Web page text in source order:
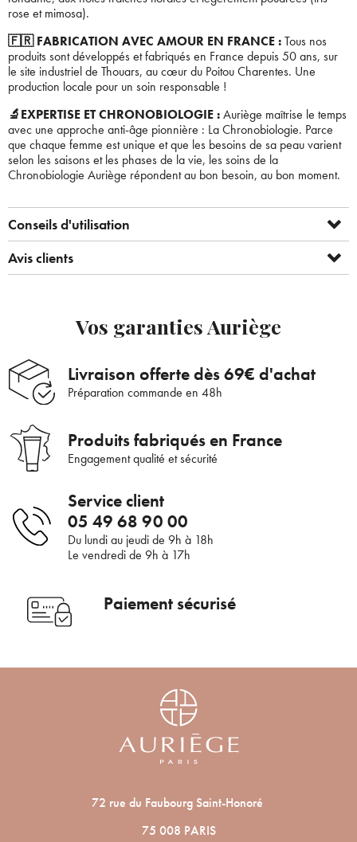
Supprimer le produit ? ×
Voulez-vous vraiment supprimer le produit suivant du
ANNULER OUI
rose et mimosa).
🇫🇷 FABRICATION AVEC AMOUR EN FRANCE :Tous nos
produits sont développés et fabriqués en France depuis 50 ans, sur
le site industriel de Thouars, au cœur du Poitou Charentes. Une
production locale pour un soin responsable !
🔬EXPERTISE ET CHRONOBIOLOGIE :Auriège maîtrise le temps
avec une approche anti-âge pionnière : La Chronobiologie. Parce
que chaque femme est unique et que les besoins de sa peau varient
selon les saisons et les phases de la vie, les soins de la
Chronobiologie Auriège répondent au bon besoin, au bon moment.
Conseils d'utilisation
Avis clients
Vos garanties Auriège
Livraison offerte dès 69€ d'achat
Préparation commande en 48h
Produits fabriqués en France
Engagement qualité et sécurité
Service client
05 49 68 90 00
Du lundi au jeudi de 9h à 18h
Le vendredi de 9h à 17h
Paiement sécurisé
72 rue du Faubourg Saint-Honoré
75 008 PARIS
Bienvenue !
Pour être au courant de nos dernières
vous à notre Newsletter.
En renseignant votre adresse e-mail, vous acceptez de recevoir des
communications par e-mail de la part d’Auriège.